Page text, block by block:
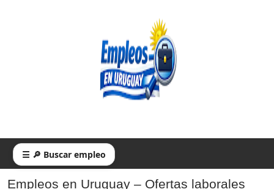
☰ 🔎 Buscar empleo
Empleos en Uruguay – Ofertas laborales